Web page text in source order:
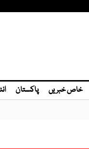
خاص خبریں پاکستان